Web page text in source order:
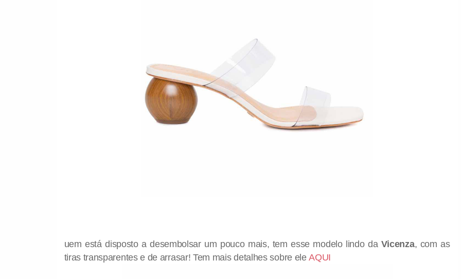
uem está disposto a desembolsar um pouco mais, tem esse modelo lindo da Vicenza, com as
tiras transparentes e de arrasar! Tem mais detalhes sobre eleAQUI